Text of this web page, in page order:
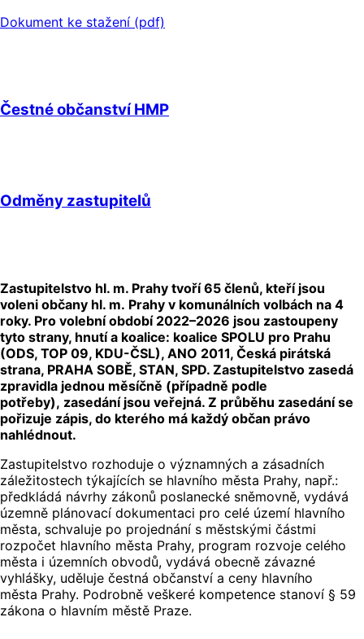
Dokument ke stažení (pdf)
Čestné občanství HMP
Odměny zastupitelů
Zastupitelstvo hl. m. Prahy tvoří 65 členů, kteří jsou
voleni občany hl. m. Prahy v komunálních volbách na 4
roky. Pro volební období 2022–2026 jsou zastoupeny
tyto strany, hnutí a koalice: koalice SPOLU pro Prahu
(ODS, TOP 09, KDU-ČSL), ANO 2011, Česká pirátská
strana, PRAHA SOBĚ, STAN, SPD. Zastupitelstvo zasedá
zpravidla jednou měsíčně (případně podle
potřeby), zasedání jsou veřejná. Z průběhu zasedání se
pořizuje zápis, do kterého má každý občan právo
nahlédnout.
Zastupitelstvo rozhoduje o významných a zásadních
záležitostech týkajících se hlavního města Prahy, např.:
předkládá návrhy zákonů poslanecké sněmovně, vydává
územně plánovací dokumentaci pro celé území hlavního
města, schvaluje po projednání s městskými částmi
rozpočet hlavního města Prahy, program rozvoje celého
města i územních obvodů, vydává obecně závazné
vyhlášky, uděluje čestná občanství a ceny hlavního
města Prahy. Podrobně veškeré kompetence stanoví § 59
zákona o hlavním městě Praze.